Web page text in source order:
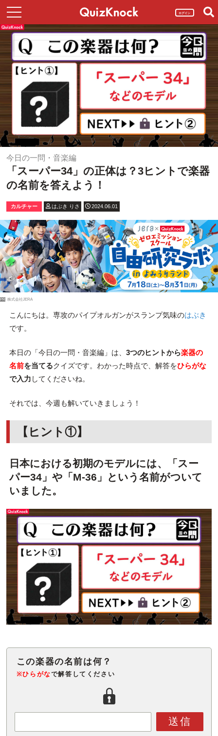
ログイン
今日の一問・音楽編
「スーパー34」の正体は？3ヒントで楽器
の名前を答えよう！
カルチャー はぶき りさ 2024.06.01
PR 株式会社JERA
こんにちは。専攻のパイプオルガンがスランプ気味のはぶき
です。
本日の「今日の一問・音楽編」は、 3つのヒントから楽器の
名前を当てるクイズです。わかった時点で、解答をひらがな
で入力 してくださいね。
それでは、今週も解いていきましょう！
【ヒント①】
日本における初期のモデルには、「スー
パー34」や「M-36」という名前がついて
いました。
※ひらがなで解答してください
送信